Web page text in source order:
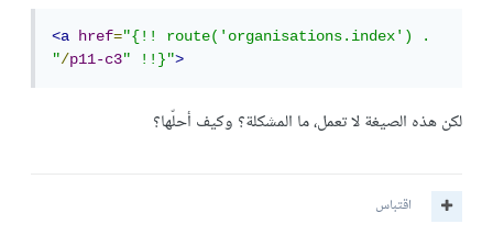
<a href="{!! route('organisations.index') .
"/p11-c3" !!}">
لكن هذه الصيغة لا تعمل، ما المشكلة؟ وكيف أحلّها؟
اقتباس